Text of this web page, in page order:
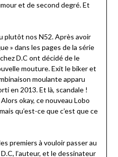
et de second degré. Et
plutôt nos N52. Après avoir
» dans les pages de la série
D.C ont décidé de le
mouture. Exit le biker et
moulante apparu
en 2013. Et là, scandale !
okay, ce nouveau Lobo
qu’est-ce que c’est que ce
premiers à vouloir passer au
l’auteur, et le dessinateur